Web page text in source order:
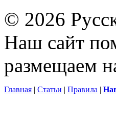
© 2026
Наш сайт
размещаем
Главная | Статьи | Правила |